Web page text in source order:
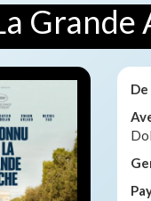
Grande
De